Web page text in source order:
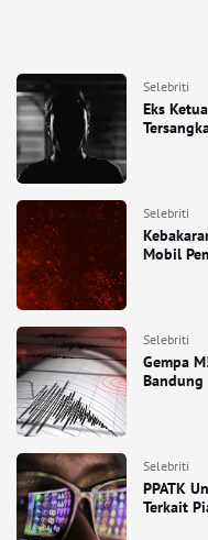
Selebriti
Eks
Selebriti
Mobil
Selebriti
Gempa
Bandung
Selebriti
PPATK
Terkait